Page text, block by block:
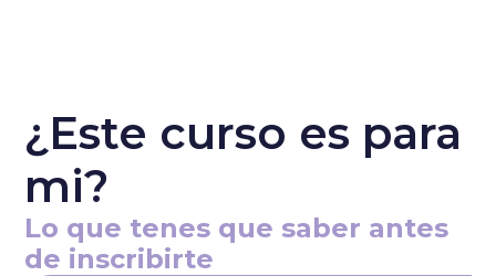
¿Este curso es para
mi?
Lo que tenes que saber antes
de inscribirte